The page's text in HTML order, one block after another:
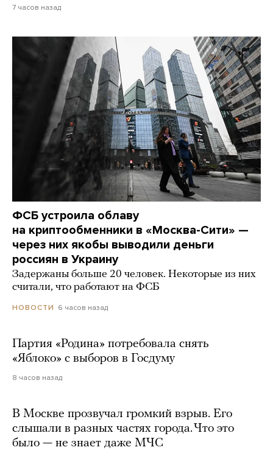
7 часов назад
ФСБ устроила облаву
на криптообменники в «Москва-Сити» —
через них якобы выводили деньги
россиян в Украину
Задержаны больше 20 человек. Некоторые из них
считали, что работают на ФСБ
НОВОСТИ 6 часов назад
Партия «Родина» потребовала снять
«Яблоко» с выборов в Госдуму
8 часов назад
В Москве прозвучал громкий взрыв. Его
слышали в разных частях города. Что это
было — не знает даже МЧС